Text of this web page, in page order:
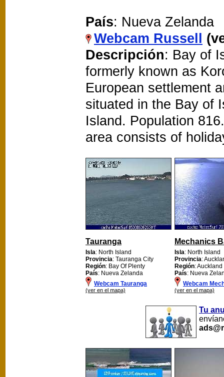
País: Nueva Zelanda
Webcam Russell
Descripción: Bay of
formerly known as
European settlement
situated in the Bay of
Island. Population
area consists of
Tauranga
Isla: North Island
Provincia: Tauranga City
Región: Bay Of Plenty
País: Nueva Zelanda
Webcam Tauranga
(ver en el mapa)
Mechanics
Isla: North Island
Provincia:
Región: Auckland
País: Nueva
Webcam
(ver en el mapa)
Tu